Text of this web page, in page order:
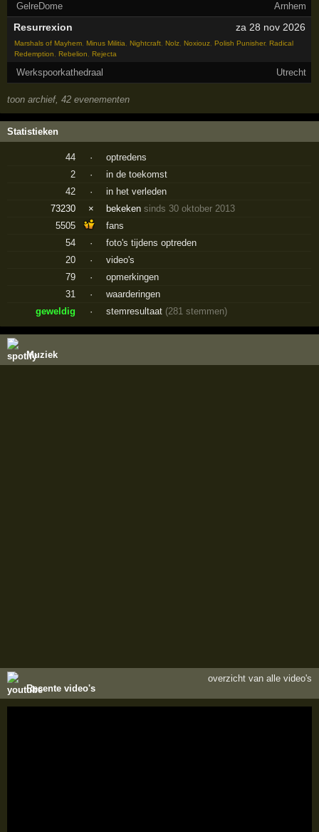
GelreDome Arnhem
Resurrexion za 28 nov 2026
Marshals of Mayhem, Minus Militia, Nightcraft, Nolz, Noxiouz, Polish Punisher, Radical
Redemption, Rebelion, Rejecta
Werkspoorkathedraal Utrecht
toon archief, 42 evenementen
Statistieken
44 ·
optredens
2
·
in de toekomst
42
·
in het verleden
73230
× bekekensinds 30 oktober 2013
5505
fans
54
·
foto's tijdens optreden
20
·
video's
79
·
opmerkingen
31
·
waarderingen
geweldig
· stemresultaat (281 stemmen)
Muziek
Recente video's
overzicht van alle video's